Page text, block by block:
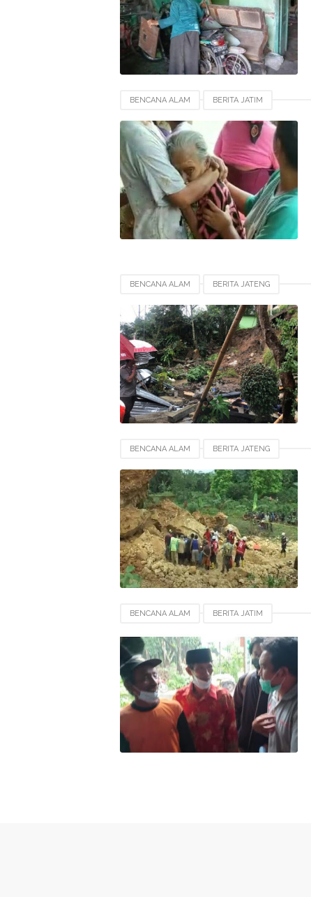
BENCANA ALAM BERITA JATIM
BENCANA ALAM BERITA JATENG
BENCANA ALAM BERITA JATENG
BENCANA ALAM BERITA JATIM